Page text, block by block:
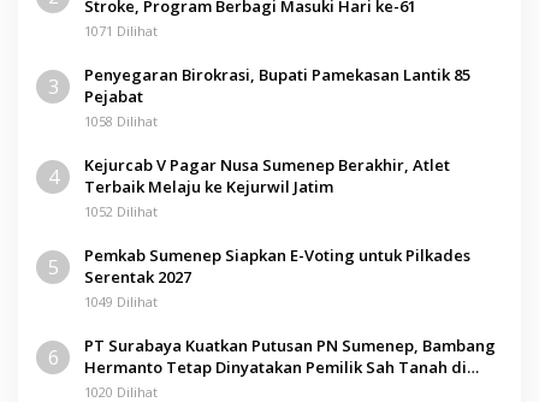
Stroke, Program Berbagi Masuki Hari ke-61
1071 Dilihat
3
Penyegaran Birokrasi, Bupati Pamekasan Lantik 85
Pejabat
1058 Dilihat
4
Kejurcab V Pagar Nusa Sumenep Berakhir, Atlet
Terbaik Melaju ke Kejurwil Jatim
1052 Dilihat
5
Pemkab Sumenep Siapkan E-Voting untuk Pilkades
Serentak 2027
1049 Dilihat
6
PT Surabaya Kuatkan Putusan PN Sumenep, Bambang
Hermanto Tetap Dinyatakan Pemilik Sah Tanah di
Pamolokan
1020 Dilihat